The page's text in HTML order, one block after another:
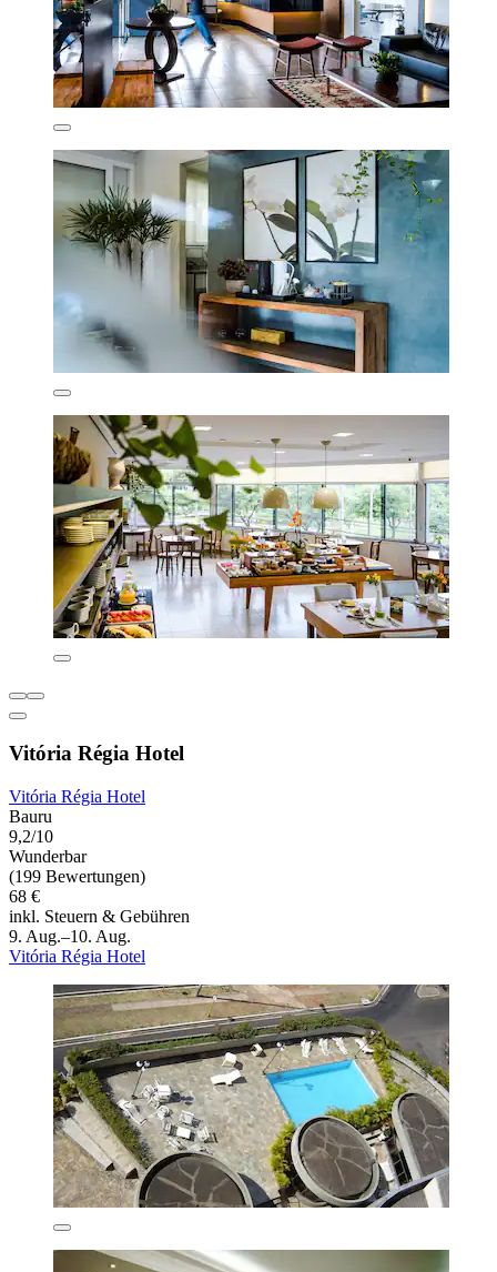
Vitória Régia Hotel
Vitória Régia Hotel
Bauru
9,2/10
Wunderbar
(199 Bewertungen)
68 €
inkl. Steuern & Gebühren
9. Aug.–10. Aug.
Vitória Régia Hotel